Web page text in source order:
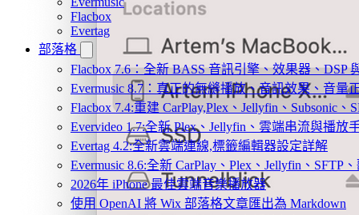
Flacbox
Evertag
部落格
Flacbox 7.6：全新 BASS 音訊引擎、效果器、DSP
Evermusic 8.7：真正的無縫播放、音訊效果、音量
Flacbox 7.4:重建 CarPlay,Plex、Jellyfin、Subsonic、
Evervideo 1.7:全新 Plex、Jellyfin、雲端串流與播放
Evertag 4.2:全新雲端連線,標籤編輯器設定詳解
Evermusic 8.6:全新 CarPlay、Plex、Jellyfin、SFTP
2026年 iPhone 最佳雲端音樂播放器
使用 OpenAI 將 Wix 部落格文章匯出為 Markdown